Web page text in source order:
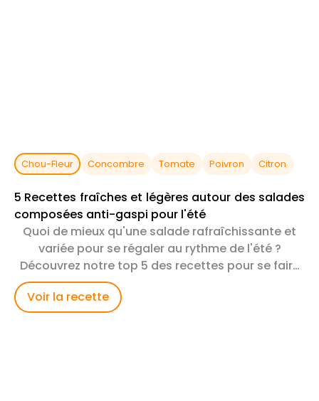
Chou-Fleur Concombre Tomate Poivron Citron
5 Recettes fraîches et légères autour des salades
composées anti-gaspi pour l'été
Quoi de mieux qu'une salade rafraîchissante et
variée pour se régaler au rythme de l'été ?
Découvrez notre top 5 des recettes pour se faire
Voir la recette